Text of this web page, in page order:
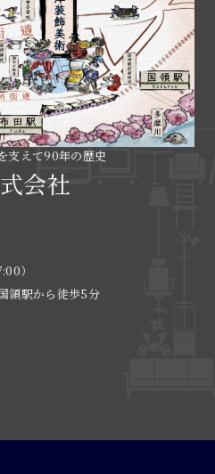
支えて90年の歴史
会社
）
領駅から徒歩5分